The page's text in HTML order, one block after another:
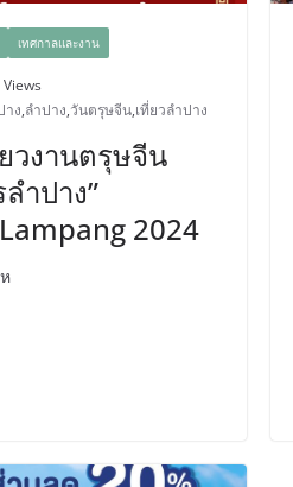
เทศกาลและงาน
ง,ลำปาง,วันตรุษจีน,เที่ยวลำปาง
วงานตรุษจีน
ำปาง”
2024